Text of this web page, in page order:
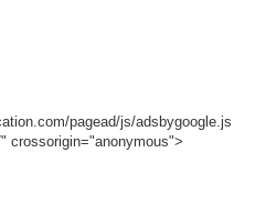
pagead/js/adsbygoogle.js
crossorigin="anonymous">